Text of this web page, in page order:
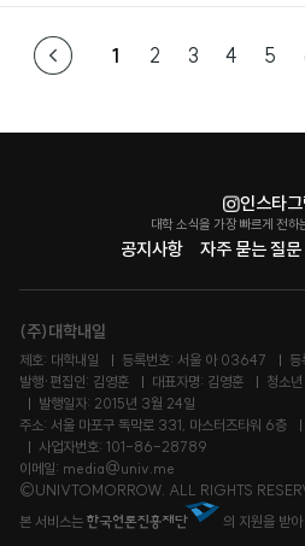
1 2 3 4 5
공지사항 자주 묻는 질문
인스타
대학 소식을 가장 빠르게 전하
(주)대학내일
제호: 대학내일 등록번호: 서울 아 03647
발행·편집인: 김영훈
대표자명: 김영훈
청소
발행일자: 2015년 3월 24일
주소: 서울 마포구 독막로 331, 마스터즈타워 6층
사업자번호: 101-86-28789
이메일: media@univ.me
©UNIVTOMORROW. ALL RIGHTS
본 서비스는
의 지원을 받